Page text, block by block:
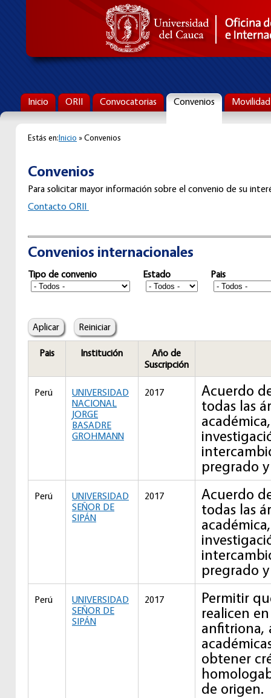
Inicio ORII Convocatorias Convenios Movilidad
Estás en:Inicio » Convenios
Convenios
Para solicitar mayor información sobre el convenio de su
Contacto ORII
Convenios internacionales
Tipo de convenio Estado Pais
Pais Institución
Año de
Suscripción
Perú
UNIVERSIDAD
NACIONAL
JORGE
BASADRE
GROHMANN
2017
Acuerdo
todas las
pregrado
Perú
UNIVERSIDAD
SEÑOR DE
SIPÁN
2017
Acuerdo
todas las
pregrado
Perú
UNIVERSIDAD
SEÑOR DE
SIPÁN
2017
Permitir
realicen
anfitriona,
obtener
de origen.